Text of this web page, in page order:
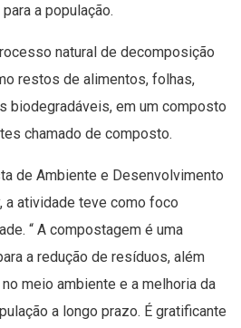
a população.
natural de decomposição
restos de alimentos, folhas,
biodegradáveis, em um composto
chamado de composto.
de Ambiente e Desenvolvimento
a atividade teve como foco
“ A compostagem é uma
a redução de resíduos, além
meio ambiente e a melhoria da
a longo prazo. É gratificante